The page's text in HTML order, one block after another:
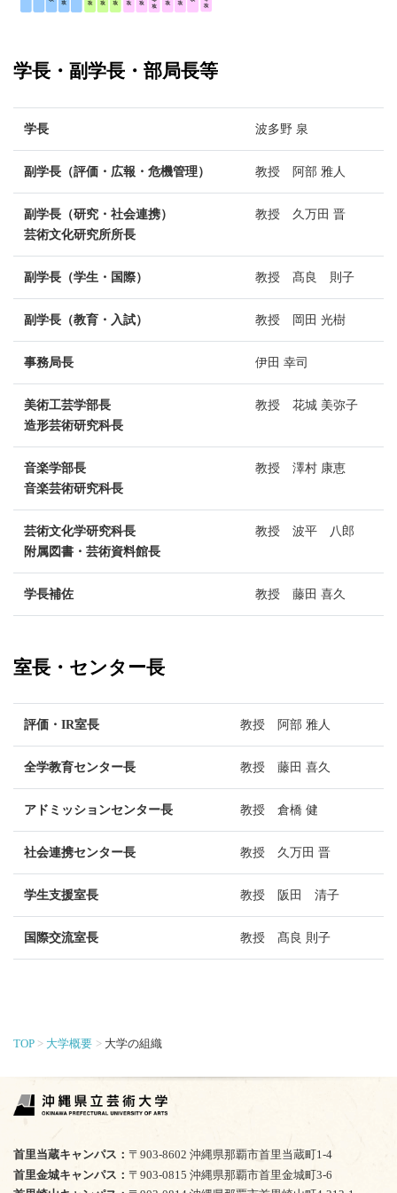
学長・副学長・部局長等
学長 波多野 泉
副学長（評価・広報・危機管理） 教授 阿部 雅人
副学長（研究・社会連携）
芸術文化研究所所長
教授 久万田 晋
副学長（学生・国際） 教授 髙良 則子
副学長（教育・入試） 教授 岡田 光樹
事務局長 伊田 幸司
美術工芸学部長
造形芸術研究科長
教授 花城 美弥子
音楽学部長
音楽芸術研究科長
教授 澤村 康恵
芸術文化学研究科長
附属図書・芸術資料館長
教授 波平 八郎
学長補佐 教授 藤田 喜久
室長・センター長
評価・IR室長 教授 阿部 雅人
全学教育センター長 教授 藤田 喜久
アドミッションセンター長 教授 倉橋 健
社会連携センター長 教授 久万田 晋
学生支援室長 教授 阪田 清子
国際交流室長 教授 髙良 則子
TOP 大学概要 大学の組織
首里当蔵キャンパス
〒903-8602 沖縄県那覇市首里当蔵町1-4
首里金城キャンパス
〒903-0815 沖縄県那覇市首里金城町3-6